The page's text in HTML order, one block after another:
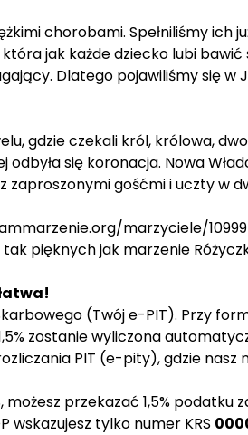
chorobami. Spełniliśmy ich
jak każde dziecko lubi
Dlatego pojawiliśmy się w
gdzie czekali król, królowa,
odbyła się koronacja. Nowa
zaproszonymi gośćmi i uczty w
marzyciele/10999-
pięknych jak marzenie
(Twój e-PIT). Przy
zostanie wyliczona
PIT (e-pity), gdzie nasz
przekazać 1,5% podatku
wskazujesz tylko numer KRS